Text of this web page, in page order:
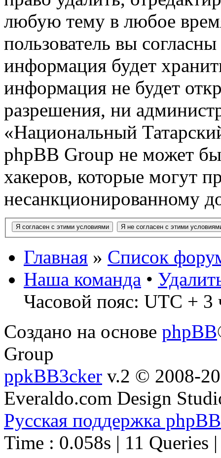
любую тему в любое
пользователь вы
информация будет
информация не будет
разрешения, ни
«Национальный
phpBB Group не может
хакеров, которые могут
несанкционированному
Главная » Список
Наша команда •
Часовой пояс: UTC + 3
Создано на основе phpBB
Group
ppkBB3cker v.2 © 2008-
Everaldo.com Design
Русская поддержка phpBB
Time : 0.058s | 11 Queries